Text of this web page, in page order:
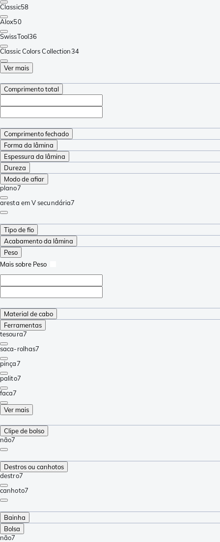
Classic58
Alox50
SwissTool36
Classic Colors Collection34
Ver mais
Comprimento total
Comprimento fechado
Forma da lâmina
Espessura da lâmina
Dureza
Modo de afiar
plano7
aresta em V secundária7
Tipo de fio
Acabamento da lâmina
Peso
Mais sobre Peso
Material de cabo
Ferramentas
tesoura7
saca-rolhas7
pinça7
palito7
faca7
Ver mais
Clipe de bolso
não7
Destros ou canhotos
destro7
canhoto7
Bainha
Bolsa
não7